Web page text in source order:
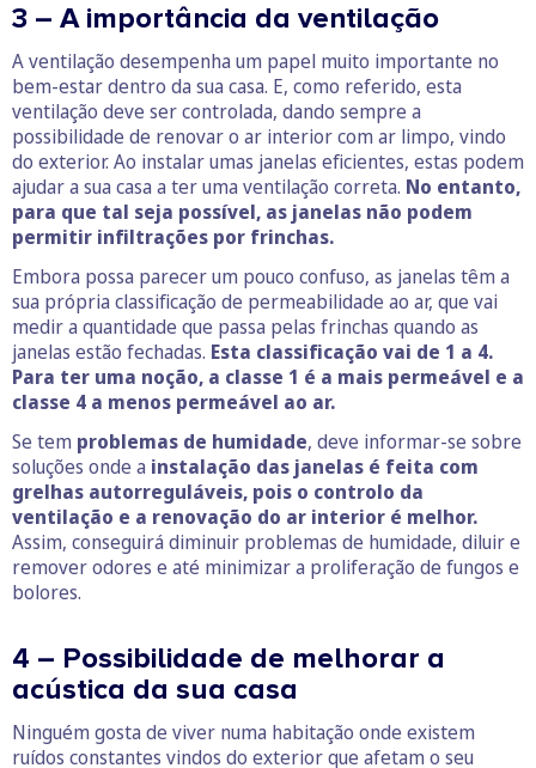
3 – A importância da ventilação
A ventilação desempenha um papel muito importante no
bem-estar dentro da sua casa. E, como referido, esta
ventilação deve ser controlada, dando sempre a
possibilidade de renovar o ar interior com ar limpo, vindo
do exterior. Ao instalar umas janelas eficientes, estas podem
ajudar a sua casa a ter uma ventilação correta. No entanto,
para que tal seja possível, as janelas não podem
permitir infiltrações por frinchas.
Embora possa parecer um pouco confuso, as janelas têm a
sua própria classificação de permeabilidade ao ar, que vai
medir a quantidade que passa pelas frinchas quando as
janelas estão fechadas. Esta classificação vai de 1 a 4.
Para ter uma noção, a classe 1 é a mais permeável e a
classe 4 a menos permeável ao ar.
Se tem problemas de humidade, deve informar-se sobre
soluções onde a instalação das janelas é feita com
grelhas autorreguláveis, pois o controlo da
ventilação e a renovação do ar interior é melhor.
Assim, conseguirá diminuir problemas de humidade, diluir e
remover odores e até minimizar a proliferação de fungos e
bolores.
4 – Possibilidade de melhorar a
acústica da sua casa
Ninguém gosta de viver numa habitação onde existem
ruídos constantes vindos do exterior que afetam o seu